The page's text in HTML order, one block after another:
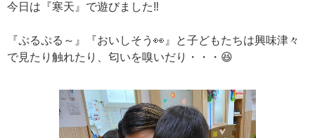
今日は『寒天』で遊びました‼️
『ぷるぷる～』『おいしそう👀』と子どもたちは興味津々
で見たり触れたり、匂いを嗅いだり・・・😆